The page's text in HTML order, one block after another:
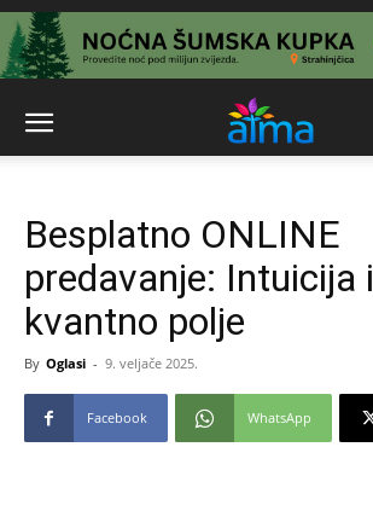
Besplatno ONLINE
predavanje: Intuicija i
kvantno polje
By Oglasi - 9. veljače 2025.
Facebook WhatsApp